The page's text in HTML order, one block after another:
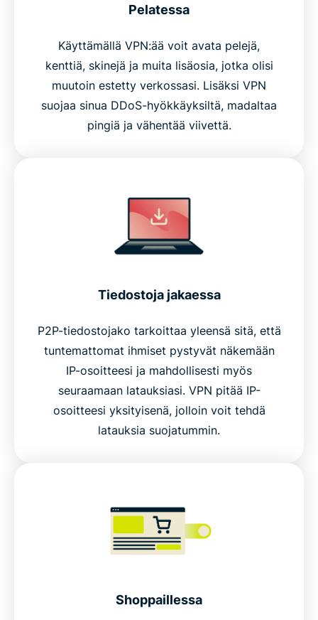
Pelatessa
Käyttämällä VPN:ää voit avata pelejä,
kenttiä, skinejä ja muita lisäosia, jotka olisi
muutoin estetty verkossasi. Lisäksi VPN
suojaa sinua DDoS-hyökkäyksiltä, madaltaa
pingiä ja vähentää viivettä.
Tiedostoja jakaessa
P2P-tiedostojako tarkoittaa yleensä sitä, että
tuntemattomat ihmiset pystyvät näkemään
IP-osoitteesi ja mahdollisesti myös
seuraamaan latauksiasi. VPN pitää IP-
osoitteesi yksityisenä, jolloin voit tehdä
latauksia suojatummin.
Shoppaillessa